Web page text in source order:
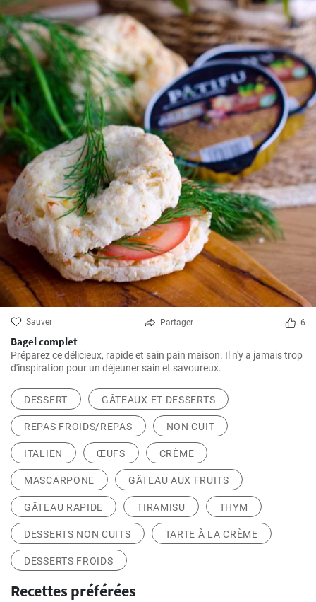
Sauver Partager 6
Bagel complet
Préparez ce délicieux, rapide et sain pain maison. Il n'y a jamais trop
d'inspiration pour un déjeuner sain et savoureux.
DESSERT GÂTEAUX ET DESSERTS
REPAS FROIDS/REPAS NON CUIT
ITALIEN ŒUFS CRÈME
MASCARPONE GÂTEAU AUX FRUITS
GÂTEAU RAPIDE TIRAMISU THYM
DESSERTS NON CUITS TARTE À LA CRÈME
DESSERTS FROIDS
Recettes préférées